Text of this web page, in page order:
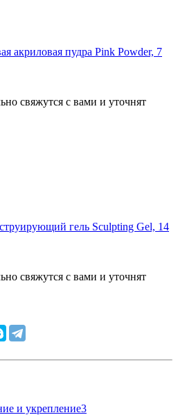
акриловая пудра Pink Powder, 7
свяжутся с вами и уточнят
гель Sculpting Gel, 14
свяжутся с вами и уточнят
и укрепление3